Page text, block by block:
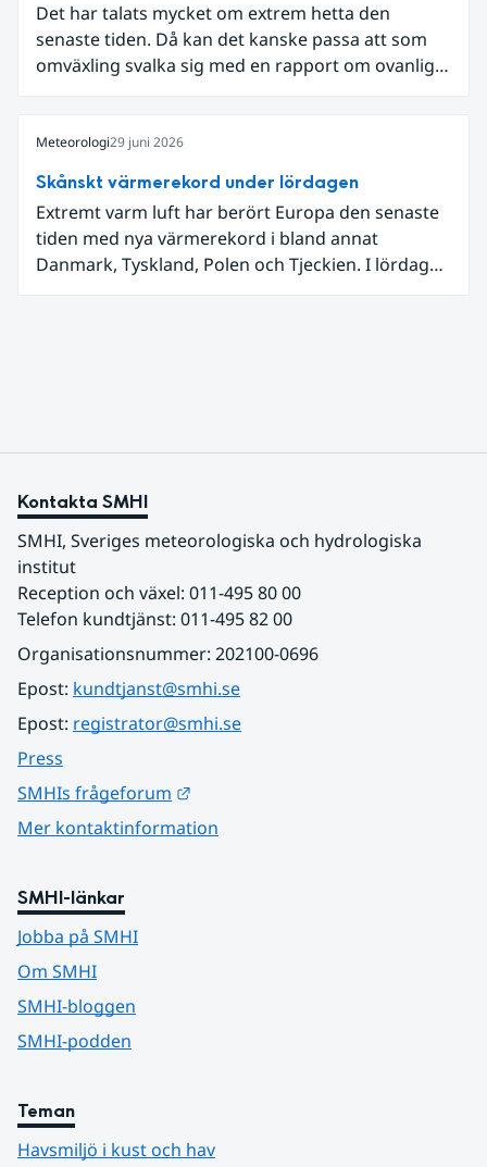
Det har talats mycket om extrem hetta den
senaste tiden. Då kan det kanske passa att som
omväxling svalka sig med en rapport om ovanligt
Meteorologi29 juni 2026
Skånskt värmerekord under lördagen
Extremt varm luft har berört Europa den senaste
tiden med nya värmerekord i bland annat
Danmark, Tyskland, Polen och Tjeckien. I lördags
Kontakta SMHI
SMHI, Sveriges meteorologiska och hydrologiska
institut
Reception och växel: 011-495 80 00
Telefon kundtjänst: 011-495 82 00
Organisationsnummer: 202100-0696
Epost: kundtjanst@smhi.se
Epost: registrator@smhi.se
Press
SMHIs frågeforum
Mer kontaktinformation
SMHI-länkar
Jobba på SMHI
Om SMHI
SMHI-bloggen
SMHI-podden
Teman
Havsmiljö i kust och hav